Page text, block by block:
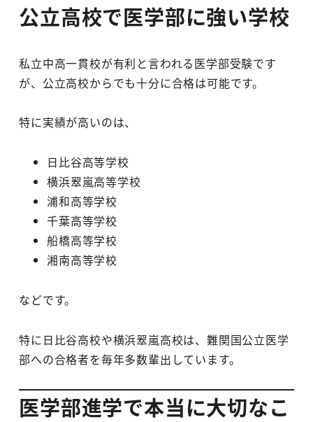
公立高校で医学部に強い学校
私立中高一貫校が有利と言われる医学部受験です
が、公立高校からでも十分に合格は可能です。
特に実績が高いのは、
日比谷高等学校
横浜翠嵐高等学校
浦和高等学校
千葉高等学校
船橋高等学校
湘南高等学校
などです。
特に日比谷高校や横浜翠嵐高校は、難関国公立医学
部への合格者を毎年多数輩出しています。
医学部進学で本当に大切なこ